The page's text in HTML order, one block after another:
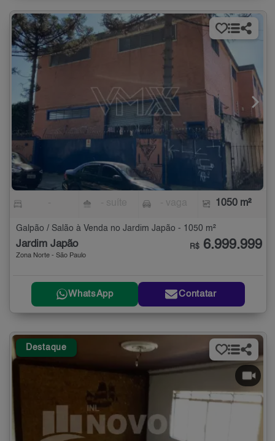
1050 m²
Galpão / Salão à Venda no Jardim Japão - 1050 m²
Jardim Japão
Zona Norte - São Paulo
R$ 6.999.999
WhatsApp Contatar
Destaque